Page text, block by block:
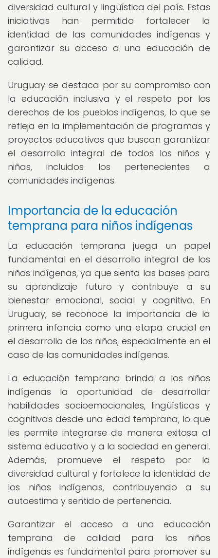
diversidad cultural y lingüística del país. Estas
iniciativas han permitido fortalecer la
identidad de las comunidades indígenas y
garantizar su acceso a una educación de
calidad.
Uruguay se destaca por su compromiso con
la educación inclusiva y el respeto por los
derechos de los pueblos indígenas, lo que se
refleja en la implementación de programas y
proyectos educativos que buscan garantizar
el desarrollo integral de todos los niños y
niñas, incluidos los pertenecientes a
comunidades indígenas.
Importancia de la educación
temprana para niños indígenas
La educación temprana juega un papel
fundamental en el desarrollo integral de los
niños indígenas, ya que sienta las bases para
su aprendizaje futuro y contribuye a su
bienestar emocional, social y cognitivo. En
Uruguay, se reconoce la importancia de la
primera infancia como una etapa crucial en
el desarrollo de los niños, especialmente en el
caso de las comunidades indígenas.
La educación temprana brinda a los niños
indígenas la oportunidad de desarrollar
habilidades socioemocionales, lingüísticas y
cognitivas desde una edad temprana, lo que
les permite integrarse de manera exitosa al
sistema educativo y a la sociedad en general.
Además, promueve el respeto por la
diversidad cultural y fortalece la identidad de
los niños indígenas, contribuyendo a su
autoestima y sentido de pertenencia.
Garantizar el acceso a una educación
temprana de calidad para los niños
indígenas es fundamental para promover su